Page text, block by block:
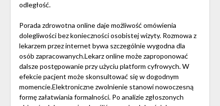
odległość.
Porada zdrowotna online daje możliwość omówienia
dolegliwości bez konieczności osobistej wizyty. Rozmowa z
lekarzem przez internet bywa szczególnie wygodna dla
osób zapracowanych.Lekarz online może zaproponować
dalsze postępowanie przy użyciu platform cyfrowych. W
efekcie pacjent może skonsultować się w dogodnym
momencie.Elektroniczne zwolnienie stanowi nowoczesną
formę załatwiania formalności. Po analizie zgłoszonych